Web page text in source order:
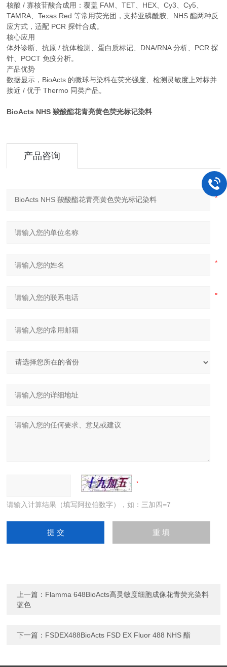
核酸 / 寡核苷酸合成用：覆盖 FAM、TET、HEX、Cy3、Cy5、
TAMRA、Texas Red 等常用荧光团，支持亚磷酰胺、NHS 酯两种反
应方式，适配 PCR 探针合成。
核心应用
体外诊断、抗原 / 抗体检测、蛋白质标记、DNA/RNA 分析、PCR 探
针、POCT 免疫分析。
产品优势
数据显示，BioActs 的微球与染料在荧光强度、检测灵敏度上对标并
接近 / 优于 Thermo 同类产品。
BioActs NHS 羧酸酯花青亮黄色荧光标记染料
产品咨询
请输入计算结果（填写阿拉伯数字），如：三加四=7
上一篇： Flamma 648BioActs高灵敏度细胞成像花青荧光染料
蓝色
下一篇： FSDEX488BioActs FSD EX Fluor 488 NHS 酯